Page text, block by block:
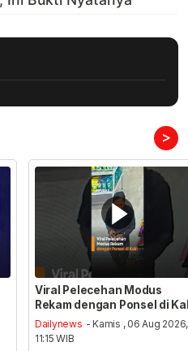
>
Viral Pelecehan Modus
Rekam dengan Ponsel di
Dailynews - Kamis , 06 Aug 2026,
11:15 WIB